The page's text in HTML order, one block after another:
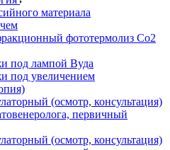
материала
фототермолиз Со2
под лампой Вуда
под увеличением
(осмотр, консультация)
первичный
(осмотр, консультация)